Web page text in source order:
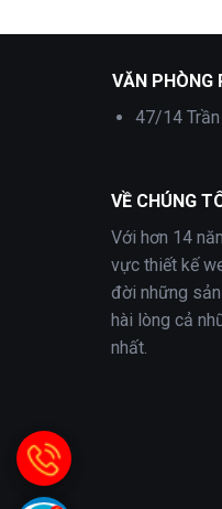
Theme wordpress du lịch 19
VĂN PHÒNG
47/14 Trần
VỀ CHÚNG
Với hơn 14
vực thiết kế
đời những
hài lòng cả
nhất.